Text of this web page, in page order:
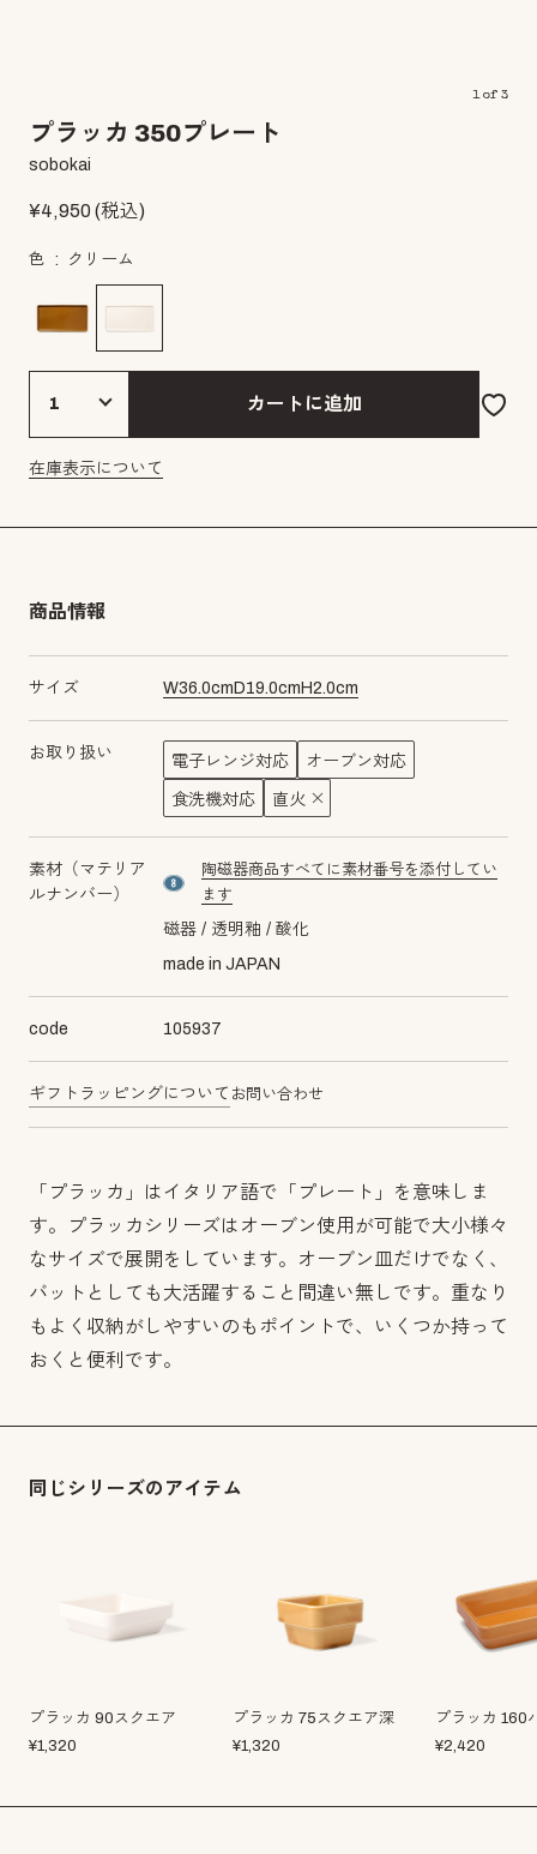
1of 3
プラッカ 350プレート
sobokai
¥4,950(税込)
色 クリーム
カートに追加
在庫表示について
商品情報
サイズ W36.0cm D19.0cm H2.0cm
お取り扱い 電子レンジ対応 オーブン対応
食洗機対応 直火
素材（マテリア
ルナンバー）
material number8
陶磁器商品すべてに素材番号を添付してい
ます
磁器 透明釉
酸化
made in JAPAN
code 105937
ギフトラッピングについて お問い合わせ
「プラッカ」はイタリア語で「プレート」を意味しま
す。プラッカシリーズはオーブン使用が可能で大小様々
なサイズで展開をしています。オーブン皿だけでなく、
バットとしても大活躍すること間違い無しです。重なり
もよく収納がしやすいのもポイントで、いくつか持って
おくと便利です。
同じシリーズのアイテム
プラッカ 90スクエア
¥1,320
プラッカ 75スクエア深
¥1,320
プラッカ 160
¥2,420